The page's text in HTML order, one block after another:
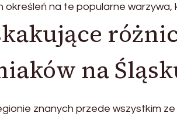
określeń na te popularne
na
znanych przede wszystkim